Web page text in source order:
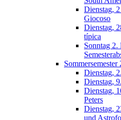
Dienstag,
Giocoso
Dienstag,
típica
Sonntag
Sommersemester
Dienstag,
Dienstag,
Dienstag,
Peters
Dienstag,
und